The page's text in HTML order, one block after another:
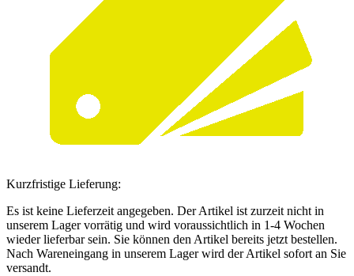
Kurzfristige Lieferung:
Es ist keine Lieferzeit angegeben. Der Artikel ist zurzeit nicht in
unserem Lager vorrätig und wird voraussichtlich in 1-4 Wochen
wieder lieferbar sein. Sie können den Artikel bereits jetzt bestellen.
Nach Wareneingang in unserem Lager wird der Artikel sofort an Sie
versandt.